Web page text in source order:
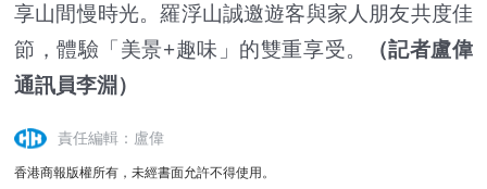
享山間慢時光。羅浮山誠邀遊客與家人朋友共度佳
節，體驗「美景+趣味」的雙重享受。
（記者盧偉
通訊員李淵）
責任編輯：盧偉
香港商報版權所有，未經書面允許不得使用。